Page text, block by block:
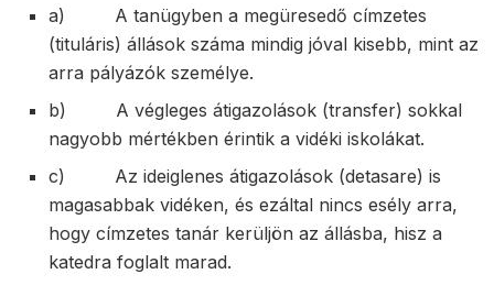
a) A tanügyben a megüresedő címzetes
(tituláris) állások száma mindig jóval kisebb, mint az
arra pályázók személye.
b) A végleges átigazolások (transfer) sokkal
nagyobb mértékben érintik a vidéki iskolákat.
c) Az ideiglenes átigazolások (detasare) is
magasabbak vidéken, és ezáltal nincs esély arra,
hogy címzetes tanár kerüljön az állásba, hisz a
katedra foglalt marad.